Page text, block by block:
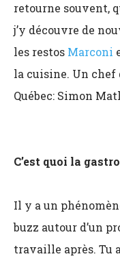
retourne souvent,
j’y découvre de
les restos Marconi
la cuisine. Un chef
Québec: Simon
C’est quoi la
Il y a un
buzz autour d’un
travaille après. Tu